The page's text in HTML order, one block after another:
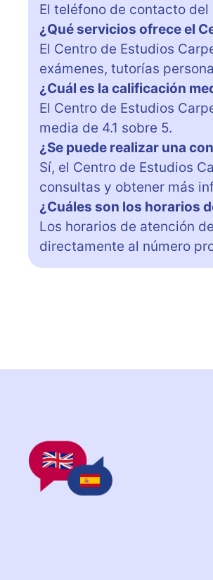
El teléfono de contacto
¿Qué servicios ofrece el
El Centro de Estudios
exámenes, tutorías
¿Cuál es la calificación
El Centro de Estudios
media de 4.1 sobre 5.
¿Se puede realizar una
Sí, el Centro de Estudios
consultas y obtener más
¿Cuáles son los horarios
Los horarios de atención
directamente al número